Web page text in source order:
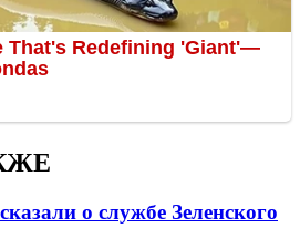
о службе Зеленского